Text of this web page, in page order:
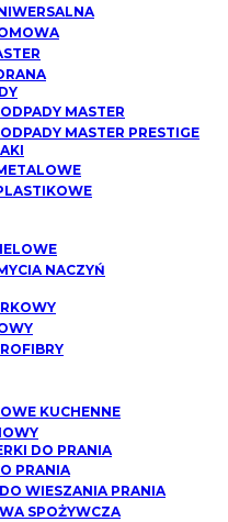
MASTER
MASTER PRESTIGE
NACZYŃ
KUCHENNE
DO PRANIA
PRANIA
WIESZANIA PRANIA
SPOŻYWCZA